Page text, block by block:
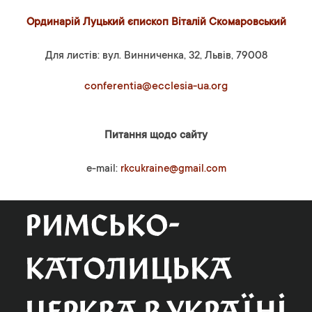
Ординарій Луцький єпископ Віталій Скомаровський
Для листів: вул. Винниченка, 32, Львів, 79008
conferentia@ecclesia-ua.org
Питання щодо сайту
e-mail: rkcukraine@gmail.com